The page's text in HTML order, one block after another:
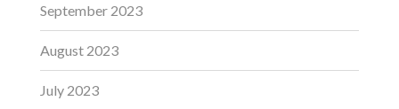
September 2023
August 2023
July 2023